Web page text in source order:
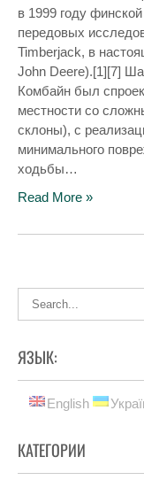
в 1999 году
передовых
Timberjack, в
John Deere).[1][7]
Комбайн был
местности со
склоны), с
минимального
ходьбы…
Read More »
ЯЗЫК:
English
КАТЕГОРИИ